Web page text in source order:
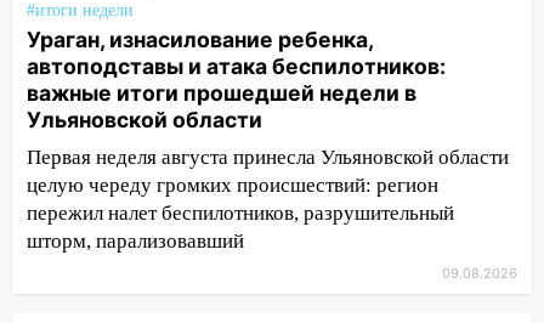
07:30
Евро-3 вместо Евро-5: что
означают классы бензина и можно ли
заливать «старое» топливо в
современные автомобили
06:30 Какая погода будет в Ульяновской
области днем 9 августа
05:05 День, когда всё может
измениться: гороскоп на 9 августа —
три знака получат шанс, который нельзя
#итоги недели
Ураган, изнасилование ребенка,
автоподставы и атака беспилотников:
важные итоги прошедшей недели в
Ульяновской области
Первая неделя августа принесла Ульяновской области
целую череду громких происшествий: регион
пережил налет беспилотников, разрушительный
шторм, парализовавший
09.08.2026